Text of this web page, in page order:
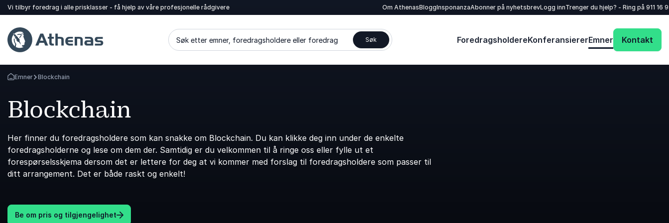
Vi tilbyr foredrag i alle prisklasser - få hjelp av våre profesjonelle rådgivere Om AthenasBloggInsponanzaAbonner på nyhetsbrevLogg innTrenger du hjelp? - Ring på 911 16
Søk etter emner, foredragsholdere eller foredrag Søk ForedragsholdereKonferansiererEmner Kontakt
Gå tilbake til startsiden
Emner Blockchain
Blockchain
Her finner du foredragsholdere som kan snakke om Blockchain. Du kan klikke deg inn under de enkelte
foredragsholderne og lese om dem der. Samtidig er du velkommen til å ringe oss eller fylle ut et
forespørselsskjema dersom det er lettere for deg at vi kommer med forslag til foredragsholdere som passer til
ditt arrangement. Det er både raskt og enkelt!
Be om pris og tilgjengelighet